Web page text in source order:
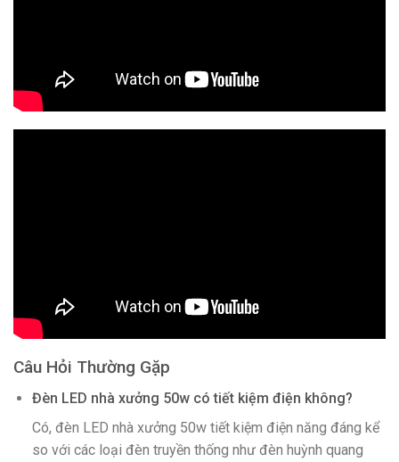
Câu Hỏi Thường Gặp
Đèn LED nhà xưởng 50w có tiết kiệm điện không?
Có, đèn LED nhà xưởng 50w tiết kiệm điện năng đáng kể
so với các loại đèn truyền thống như đèn huỳnh quang